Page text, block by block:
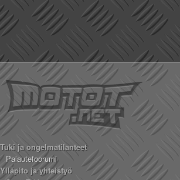
Tuki ja ongelmatilanteet
Palautefoorumi
Ylläpito ja yhteistyö